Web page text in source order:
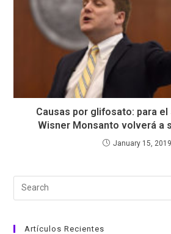
Causas por glifosato: para
Wisner Monsanto volverá a
January 15, 2019
Artículos Recientes